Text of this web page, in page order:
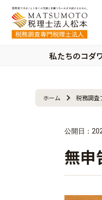
私たちのコダ
ホーム 税務調査
公開日：
無申